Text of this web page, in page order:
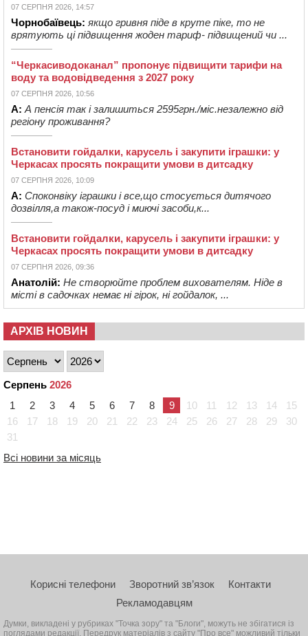
07 СЕРПНЯ 2026, 14:57
Чорнобаївець: якщо гривня піде в круте піке, то не
врятують ці підвищення жоден тариф- підвищений чи ...
“Черкасиводоканал” пропонує підвищити тарифи на
воду та водовідведення з 2027 року
07 СЕРПНЯ 2026, 10:56
А: А пенсія так і залишиться 2595грн./міс.незалежно від
регіону проживання?
Встановити гойдалки, карусель і закупити іграшки: у
Черкасах просять покращити умови в дитсадку
07 СЕРПНЯ 2026, 10:09
А: Споконвіку іграшки і все,що стосується дитячого
дозвілля,а також-посуд і миючі засоби,к...
Встановити гойдалки, карусель і закупити іграшки: у
Черкасах просять покращити умови в дитсадку
07 СЕРПНЯ 2026, 09:36
Анатолій: Не створюйте проблем вихователям. Ніде в
місті в садочках немає ні гірок, ні гойдалок, ...
АРХІВ НОВИН
Серпень 2026
1
2 3 4 5 6 7 8 9 10 11 12 13 14
15
16
17 18 19 20 21 22 23 24 25 26 27 28 29
30
31
Всі новини за місяць
Корисні телефони Зворотний зв’язок
Контакти
Рекламодавцям
Думки, викладені у рубриках "Точка зору" та "Блоги", можуть не збігатися із
поглядами редакції. Передрук матеріалів з сайту "Про все" можливий тільки